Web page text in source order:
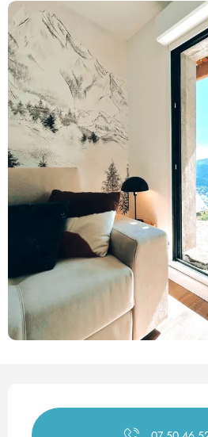
Horarios y